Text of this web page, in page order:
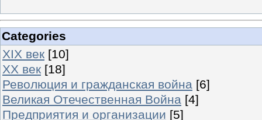
Categories
XIX век [10]
XX век [18]
Революция и гражданская война [6]
Великая Отечественная Война [4]
Предприятия и организации [5]